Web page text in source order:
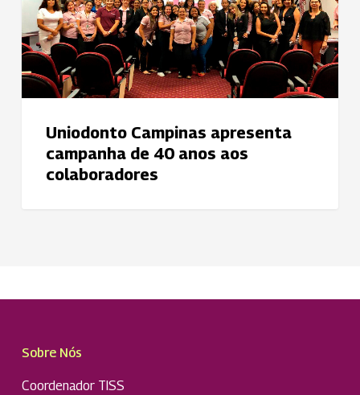
apresenta
campanha
de
40
colaboradores
Uniodonto Campinas apresenta
campanha de 40 anos aos
colaboradores
Sobre Nós
Coordenador TISS